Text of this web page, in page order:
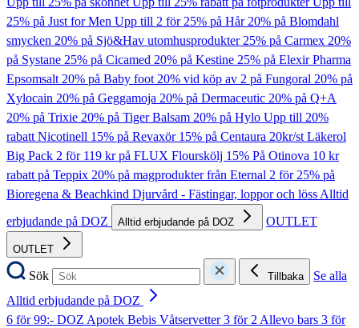
25% på Just for Men Upp till 2 för 25% på Hår20% på Blomdahl
smycken 20% på Sjö&Hav utomhusprodukter25% på Carmex 20%
på Systane 25% på Cicamed 20% på Kestine 25% på Elexir Pharma
Epsomsalt20% på Baby foot20% vid köp av 2 på Fungoral 20% på
Xylocain 20% på Geggamoja 20% på Dermaceutic 20% på Q+A
20% på Trixie 20% på Tiger Balsam 20% på Hylo Upp till 20%
rabatt Nicotinell 15% på Revaxör 15% på Centaura 20kr/st Läkerol
Big Pack 2 för 119 kr på FLUX Flourskölj 15% På Otinova 10 kr
rabatt på Teppix 20% på magprodukter från Eternal 2 för 25% på
Bioregena & Beachkind Djurvård - Fästingar, loppor och lössAlltid
erbjudande på DOZ
Alltid erbjudande på DOZ OUTLET
OUTLET
Sök Tillbaka
Se alla
Alltid erbjudande på DOZ
6 för 99:- DOZ Apotek Bebis Våtservetter3 för 2 Allevo bars 3 för